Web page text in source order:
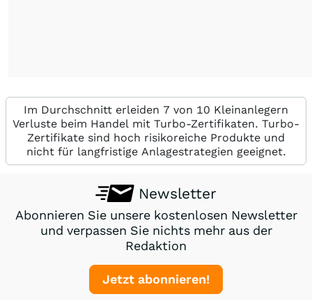
Im Durchschnitt erleiden 7 von 10 Kleinanlegern
Verluste beim Handel mit Turbo-Zertifikaten. Turbo-
Zertifikate sind hoch risikoreiche Produkte und
nicht für langfristige Anlagestrategien geeignet.
Newsletter
Abonnieren Sie unsere kostenlosen Newsletter
und verpassen Sie nichts mehr aus der
Redaktion
Jetzt abonnieren!